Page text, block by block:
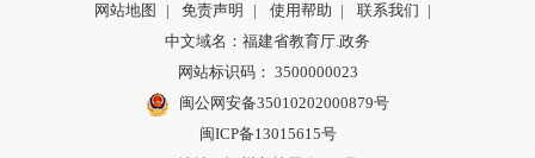
网站地图 | 免责声明 | 使用帮助 | 联系我们 |
中文域名：福建省教育厅.政务
网站标识码： 3500000023
闽公网安备35010202000879号
闽ICP备13015615号